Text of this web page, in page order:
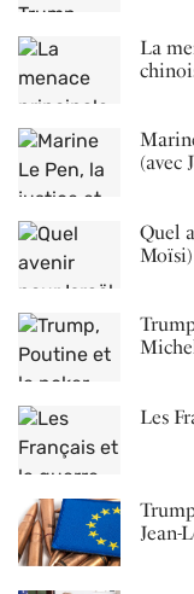
La
(avec
Quel
Moïsi)
Les
Jean-